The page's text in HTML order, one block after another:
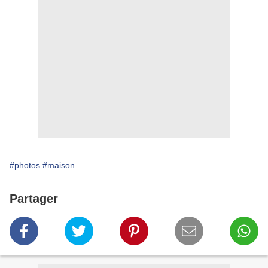
#photos #maison
Partager